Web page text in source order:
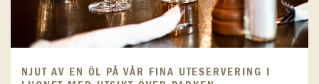
NJUT AV EN ÖL PÅ VÅR FINA UTESERVERING I